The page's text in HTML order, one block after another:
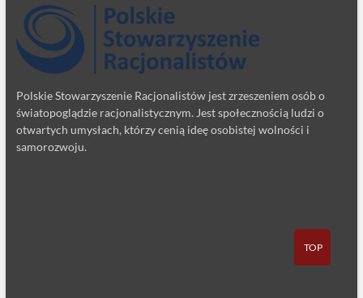
Polskie Stowarzyszenie Racjonalistów jest zrzeszeniem osób o
światopoglądzie racjonalistycznym. Jest społecznością ludzi o
otwartych umysłach, którzy cenią ideę osobistej wolności i
samorozwoju.
TOP